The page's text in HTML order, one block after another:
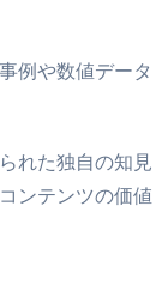
例や数値データ
れた独自の知見
ンテンツの価値